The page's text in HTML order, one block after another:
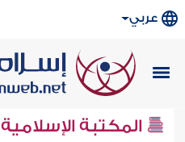
عربي
المكتبة الإسلامية